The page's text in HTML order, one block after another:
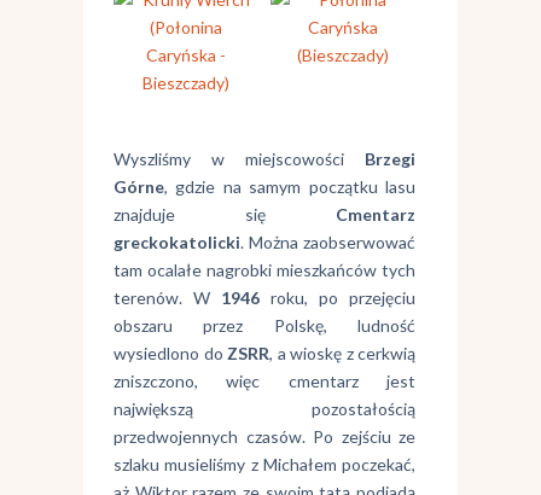
Wyszliśmy w miejscowości Brzegi
Górne, gdzie na samym początku lasu
znajduje się Cmentarz
greckokatolicki. Można zaobserwować
tam ocalałe nagrobki mieszkańców tych
terenów. W 1946 roku, po przejęciu
obszaru przez Polskę, ludność
wysiedlono do ZSRR, a wioskę z cerkwią
zniszczono, więc cmentarz jest
największą pozostałością
przedwojennych czasów. Po zejściu ze
szlaku musieliśmy z Michałem poczekać,